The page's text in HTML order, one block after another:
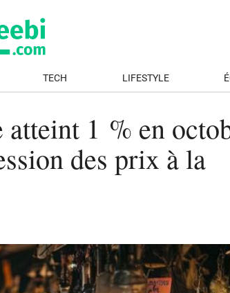
TECH LIFESTYLE
1 % en
des prix à la